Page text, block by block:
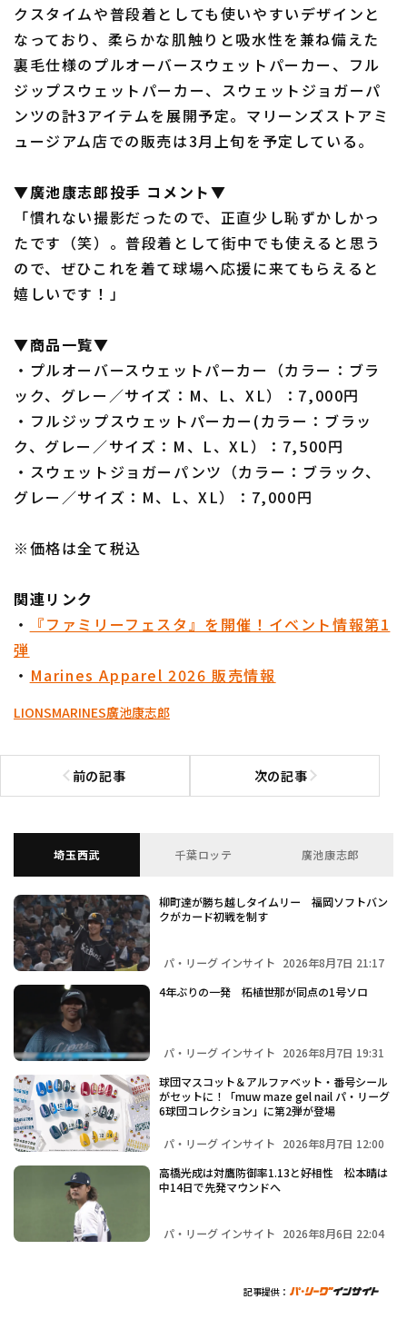
クスタイムや普段着としても使いやすいデザインと
なっており、柔らかな肌触りと吸水性を兼ね備えた
裏毛仕様のプルオーバースウェットパーカー、フル
ジップスウェットパーカー、スウェットジョガーパ
ンツの計3アイテムを展開予定。マリーンズストアミ
ュージアム店での販売は3月上旬を予定している。
▼廣池康志郎投手 コメント▼
「慣れない撮影だったので、正直少し恥ずかしかっ
たです（笑）。普段着として街中でも使えると思う
ので、ぜひこれを着て球場へ応援に来てもらえると
嬉しいです！」
▼商品一覧▼
・プルオーバースウェットパーカー（カラー：ブラ
ック、グレー／サイズ：M、L、XL）：7,000円
・フルジップスウェットパーカー(カラー：ブラッ
ク、グレー／サイズ：M、L、XL）：7,500円
・スウェットジョガーパンツ（カラー：ブラック、
グレー／サイズ：M、L、XL）：7,000円
※価格は全て税込
関連リンク
・
『ファミリーフェスタ』を開催！イベント情報第1
弾
・ Marines Apparel 2026 販売情報
LIONSMARINES廣池康志郎
前の記事
前の記事へ 次の記事次の記事へ
埼玉西武 千葉ロッテ 廣池康志郎
柳町達が勝ち越しタイムリー 福岡ソフトバン
クがカード初戦を制す
パ・リーグ インサイト 2026年8月7日 21:17
4年ぶりの一発 柘植世那が同点の1号ソロ
パ・リーグ インサイト 2026年8月7日 19:31
球団マスコット＆アルファベット・番号シール
がセットに！「muw maze gel nail パ・リーグ
6球団コレクション」に第2弾が登場
パ・リーグ インサイト 2026年8月7日 12:00
高橋光成は対鷹防御率1.13と好相性 松本晴は
中14日で先発マウンドへ
パ・リーグ インサイト 2026年8月6日 22:04
記事提供：